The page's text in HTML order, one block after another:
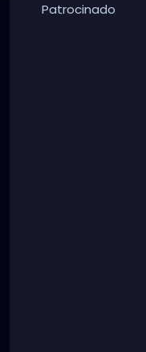
Patrocinado